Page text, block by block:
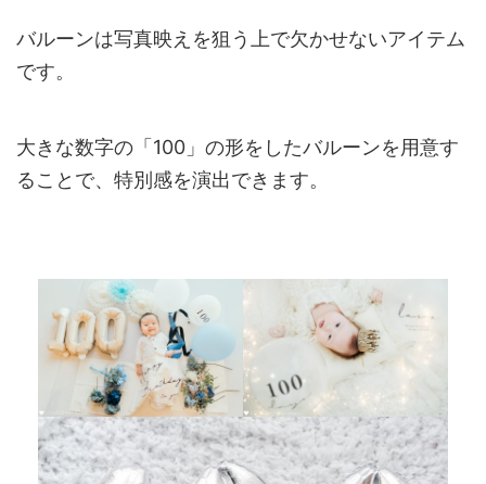
バルーンは写真映えを狙う上で欠かせないアイテム
です。
大きな数字の「100」の形をしたバルーンを用意す
ることで、特別感を演出できます。